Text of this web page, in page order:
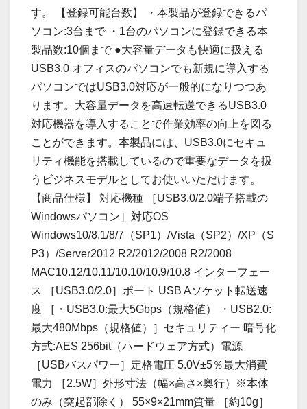
す。 【登録可能台数】 ・本製品が登録できるパ
ソコン:3台まで ・1台のパソコンに登録できる本
製品数:10個まで ●大容量データも快適に扱える
USB3.0 オフィスのパソコンでも新規に導入する
パソコンではUSB3.0対応が一般的になりつつあ
ります。大容量データを高速転送できるUSB3.0
対応機器を導入することで作業効率の向上を図る
ことができます。本製品には、USB3.0にセキュ
リティ機能を搭載しているので重要なデータを扱
うビジネスモデルとしてお使いいただけます。
【商品仕様】 対応機種 ［USB3.0/2.0端子搭載の
Windowsパソコン］対応OS
Windows10/8.1/8/7（SP1）/Vista（SP2）/XP（S
P3）/Server2012 R2/2012/2008 R2/2008
MAC10.12/10.11/10.10/10.9/10.8 インターフェー
ス ［USB3.0/2.0］ポート USB Aソケット転送速
度 ［・USB3.0:最大5Gbps（規格値） ・USB2.0:
最大480Mbps（規格値）］セキュリティー 暗号化
方式:AES 256bit（ハードウェア方式）電源
［USBバスパワー］定格電圧 5.0V±5％最大消費
電力 ［2.5W］外形寸法（幅×高さ×奥行）※本体
のみ（突起部除く） 55×9×21mm質量 ［約10g］